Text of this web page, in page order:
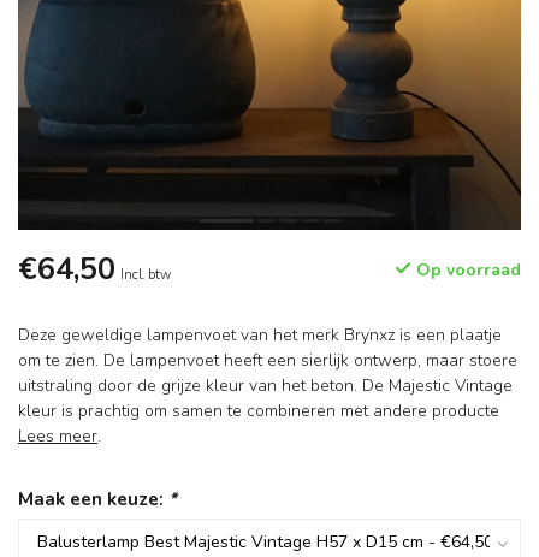
€64,50 Incl. btw Op voorraad
Deze geweldige lampenvoet van het merk Brynxz is een plaatje
om te zien. De lampenvoet heeft een sierlijk ontwerp, maar stoere
uitstraling door de grijze kleur van het beton. De Majestic Vintage
kleur is prachtig om samen te combineren met andere producte
Lees meer.
Maak een keuze: *